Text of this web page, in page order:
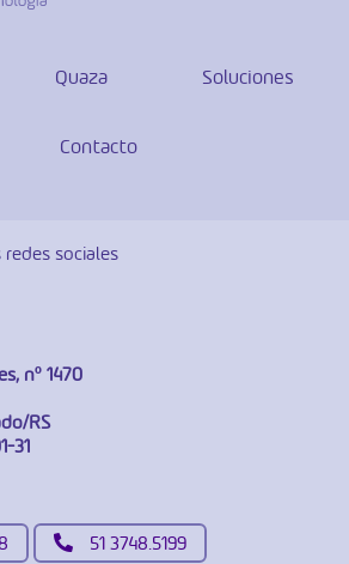
Quaza Soluciones
Contacto
redes sociales
nº 1470
RS
31
51 3748.5199